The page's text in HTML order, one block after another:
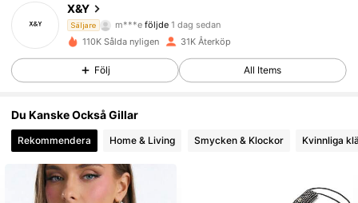
X&Y
Säljare m***e följde 1 dag sedan
är på webben
4.88
5.7K Följare
110K Sålda nyligen 31K Återköp
Följ All Items
Du Kanske Också Gillar
Rekommendera Home & Living Smycken & Klockor Kvinnliga